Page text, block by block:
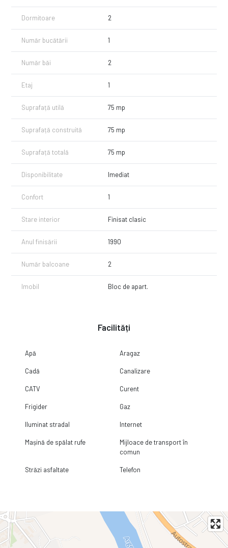
Dormitoare 2
Număr bucătării 1
Număr băi 2
Etaj 1
Suprafață utilă 75 mp
Suprafață construită 75 mp
Suprafață totală 75 mp
Disponibilitate Imediat
Confort 1
Stare interior Finisat clasic
Anul finisării 1990
Număr balcoane 2
Imobil Bloc de apart.
Facilități
Apă Aragaz
Cadă Canalizare
CATV Curent
Frigider Gaz
Iluminat stradal Internet
Mașină de spălat rufe
Mijloace de transport în
comun
Străzi asfaltate Telefon